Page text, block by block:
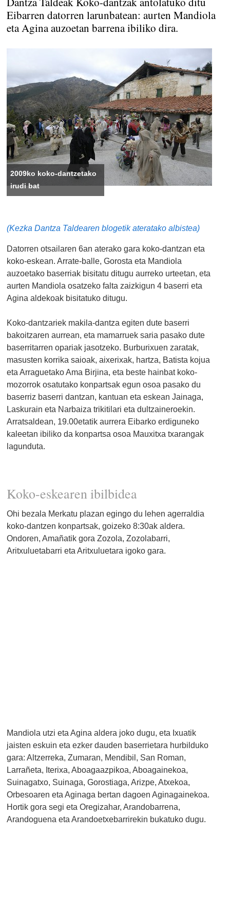
Eibarren datorren larunbatean: aurten Mandiola
eta Agina auzoetan barrena ibiliko dira.
2009ko koko-dantzetako
irudi bat
(Kezka Dantza Taldearen blogetik ateratako albistea)
Datorren otsailaren 6an aterako gara koko-dantzan eta
koko-eskean. Arrate-balle, Gorosta eta Mandiola
auzoetako baserriak bisitatu ditugu aurreko urteetan, eta
aurten Mandiola osatzeko falta zaizkigun 4 baserri eta
Agina aldekoak bisitatuko ditugu.
Koko-dantzariek makila-dantza egiten dute baserri
bakoitzaren aurrean, eta mamarruek saria pasako dute
baserritarren opariak jasotzeko. Burburixuen zaratak,
masusten korrika saioak, aixerixak, hartza, Batista kojua
eta Arraguetako Ama Birjina, eta beste hainbat koko-
mozorrok osatutako konpartsak egun osoa pasako du
baserriz baserri dantzan, kantuan eta eskean Jainaga,
Laskurain eta Narbaiza trikitilari eta dultzaineroekin.
Arratsaldean, 19.00etatik aurrera Eibarko erdiguneko
kaleetan ibiliko da konpartsa osoa Mauxitxa txarangak
lagunduta.
Koko-eskearen ibilbidea
Ohi bezala Merkatu plazan egingo du lehen agerraldia
koko-dantzen konpartsak, goizeko 8:30ak aldera.
Ondoren, Amañatik gora Zozola, Zozolabarri,
Aritxuluetabarri eta Aritxuluetara igoko gara.
Mandiola utzi eta Agina aldera joko dugu, eta Ixuatik
jaisten eskuin eta ezker dauden baserrietara hurbilduko
gara: Altzerreka, Zumaran, Mendibil, San Roman,
Larrañeta, Iterixa, Aboagaazpikoa, Aboagainekoa,
Suinagatxo, Suinaga, Gorostiaga, Arizpe, Atxekoa,
Orbesoaren eta Aginaga bertan dagoen Aginagainekoa.
Hortik gora segi eta Oregizahar, Arandobarrena,
Arandoguena eta Arandoetxebarrirekin bukatuko dugu.